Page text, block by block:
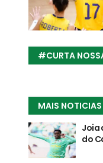
#CURTA
MAIS NOTICIAS
Joia
do